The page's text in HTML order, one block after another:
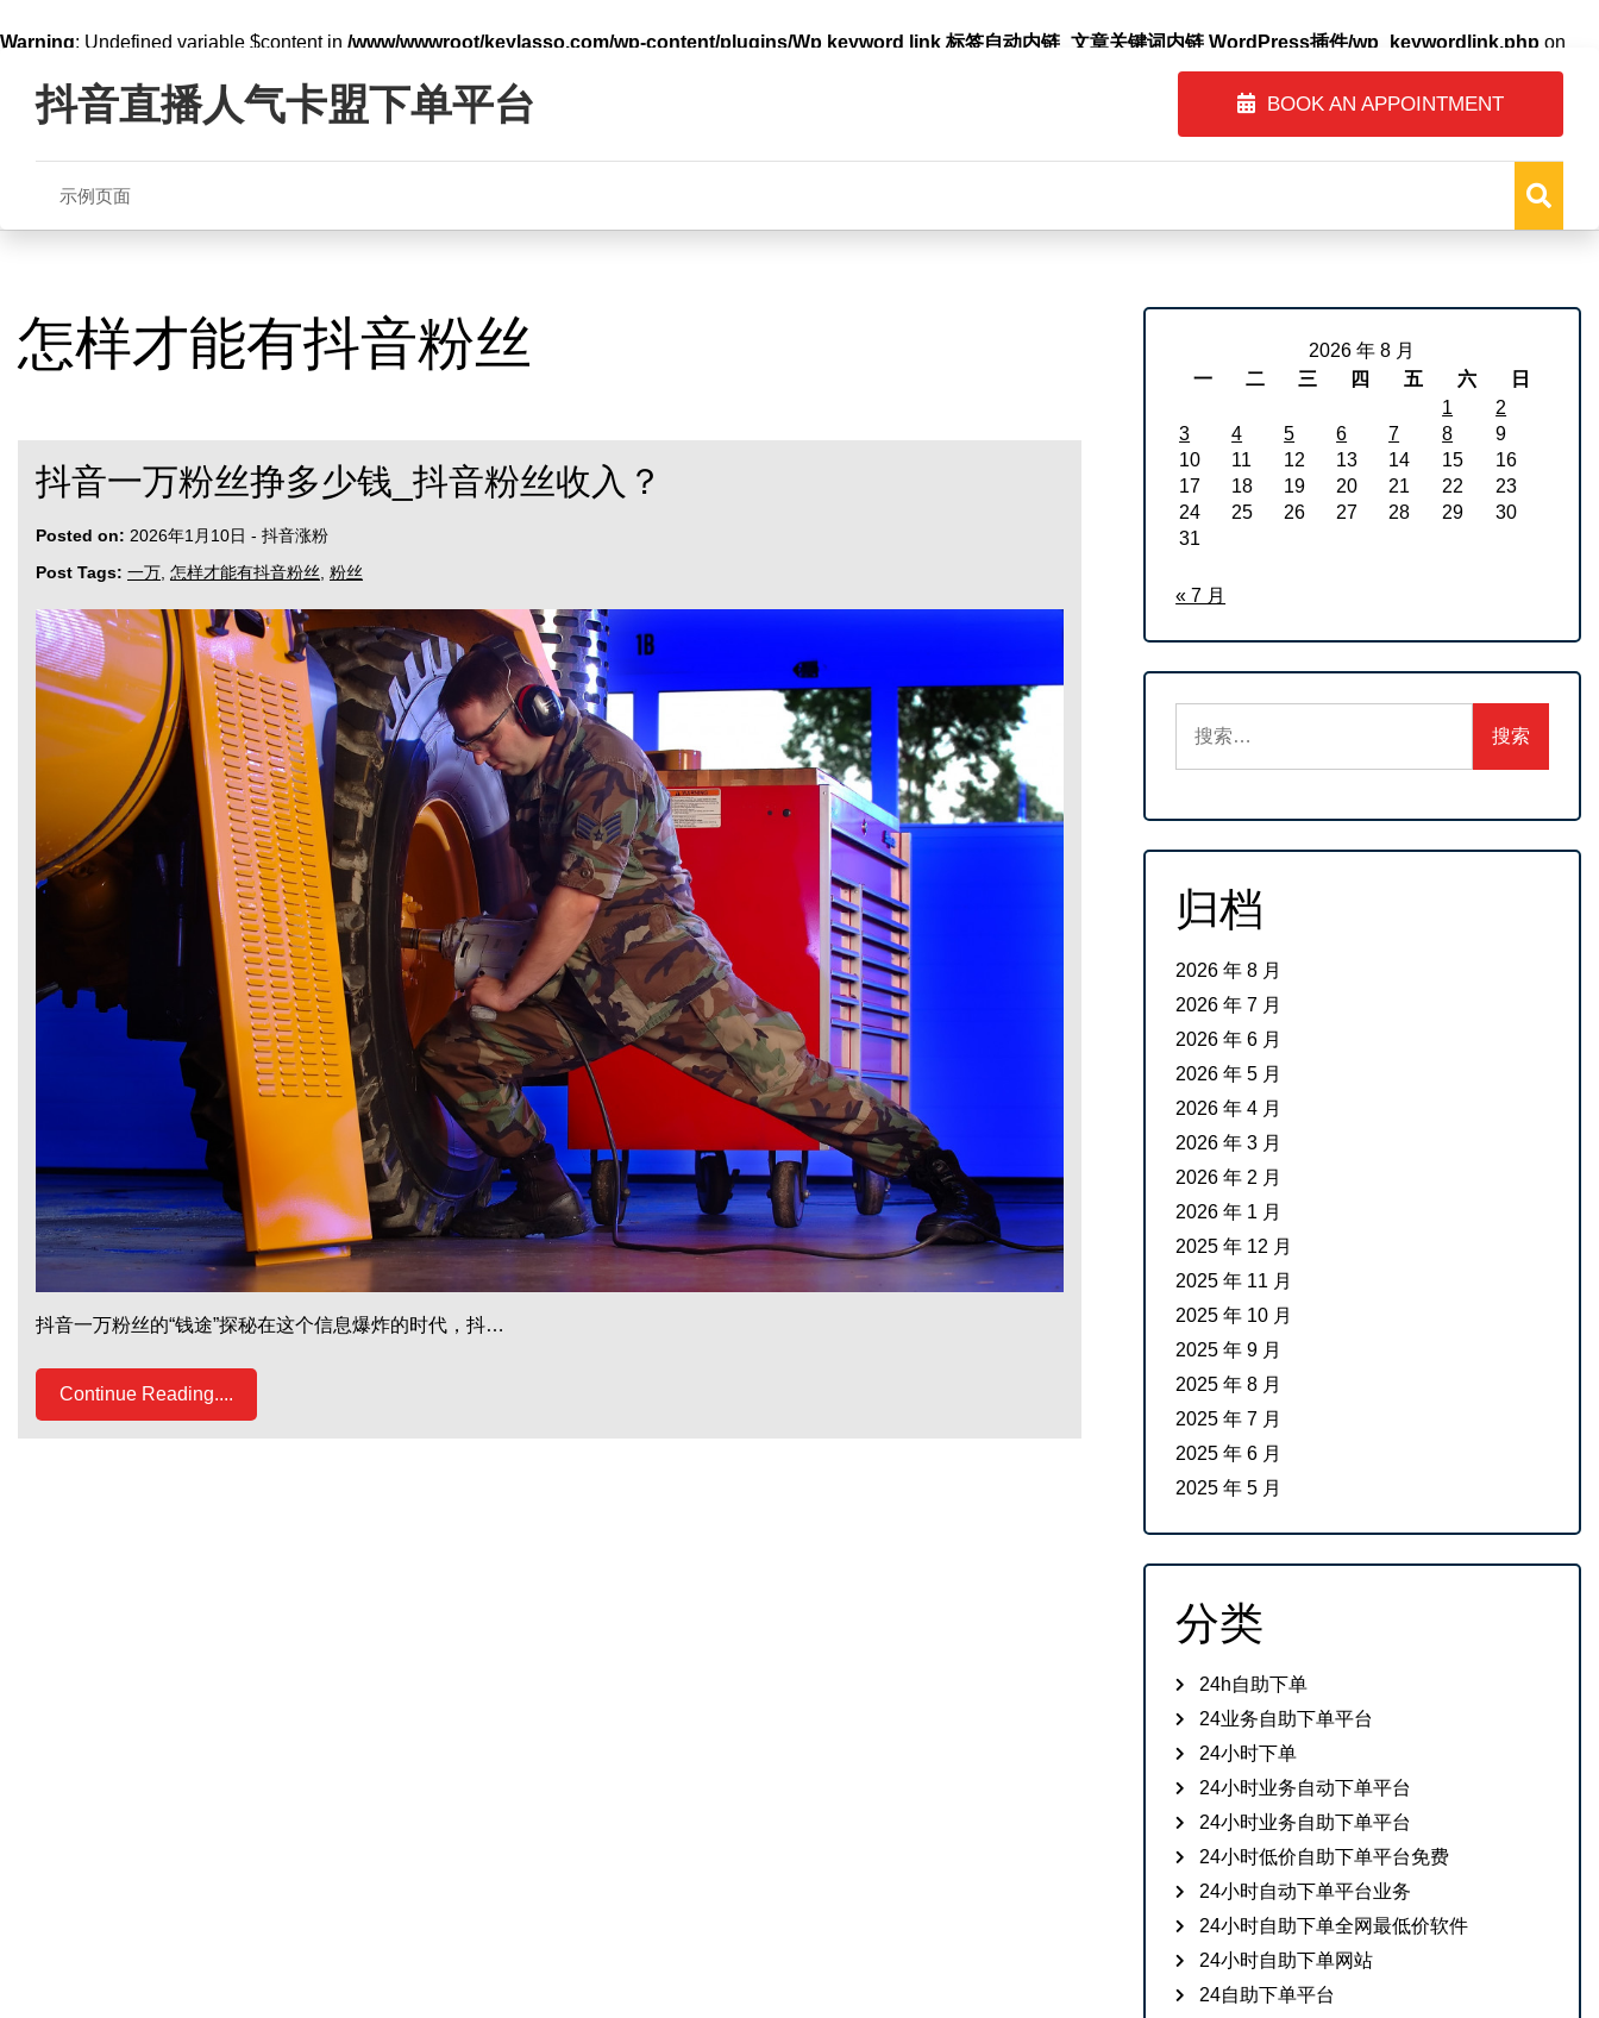
Warning: Undefined variable $content in /www/wwwroot/keylasso.com/wp-content/plugins/Wp keyword link 标签自动内链_文章关键词内链 WordPress插件/wp_keywordlink.php on
content抖音直播人气卡盟下单平台 BOOK AN APPOINTMENT
示例页面
怎样才能有抖音粉丝
抖音一万粉丝挣多少钱_抖音粉丝收入？
Posted on: 2026年1月10日 - 抖音涨粉
Post Tags: 一万 怎样才能有抖音粉丝 粉丝
抖音一万粉丝的“钱途”探秘在这个信息爆炸的时代，抖…
Continue Reading....
2026 年 8 月
一
二 三 四 五 六
日
1
2
3
4 5 6 7 8
9
10
11 12 13 14 15
16
17
18 19 20 21 22
23
24
25 26 27 28 29
30
31
« 7 月
索：
归档
2026 年 8 月
2026 年 7 月
2026 年 6 月
2026 年 5 月
2026 年 4 月
2026 年 3 月
2026 年 2 月
2026 年 1 月
2025 年 12 月
2025 年 11 月
2025 年 10 月
2025 年 9 月
2025 年 8 月
2025 年 7 月
2025 年 6 月
2025 年 5 月
分类
24h自助下单
24业务自助下单平台
24小时下单
24小时业务自动下单平台
24小时业务自助下单平台
24小时低价自助下单平台免费
24小时自动下单平台业务
24小时自助下单全网最低价软件
24小时自助下单网站
24自助下单平台